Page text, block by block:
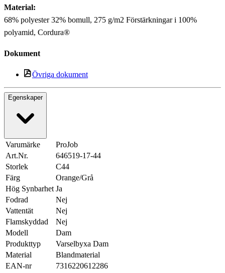
Material:
68% polyester 32% bomull, 275 g/m2 Förstärkningar i 100%
polyamid, Cordura®
Dokument
Övriga dokument
Egenskaper
Varumärke
ProJob
Art.Nr.
646519-17-44
Storlek
C44
Färg
Orange/Grå
Hög Synbarhet Ja
Fodrad
Nej
Vattentät
Nej
Flamskyddad
Nej
Modell
Dam
Produkttyp
Varselbyxa Dam
Material
Blandmaterial
EAN-nr
7316220612286